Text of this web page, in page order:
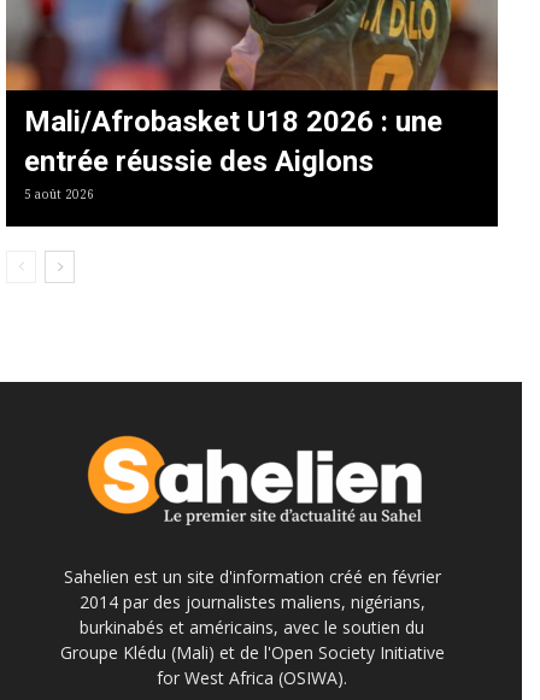
Mali/Afrobasket U18 2026 : une
entrée réussie des Aiglons
5 août 2026
Sahelien est un site d'information créé en février
2014 par des journalistes maliens, nigérians,
burkinabés et américains, avec le soutien du
Groupe Klédu (Mali) et de l'Open Society Initiative
for West Africa (OSIWA).